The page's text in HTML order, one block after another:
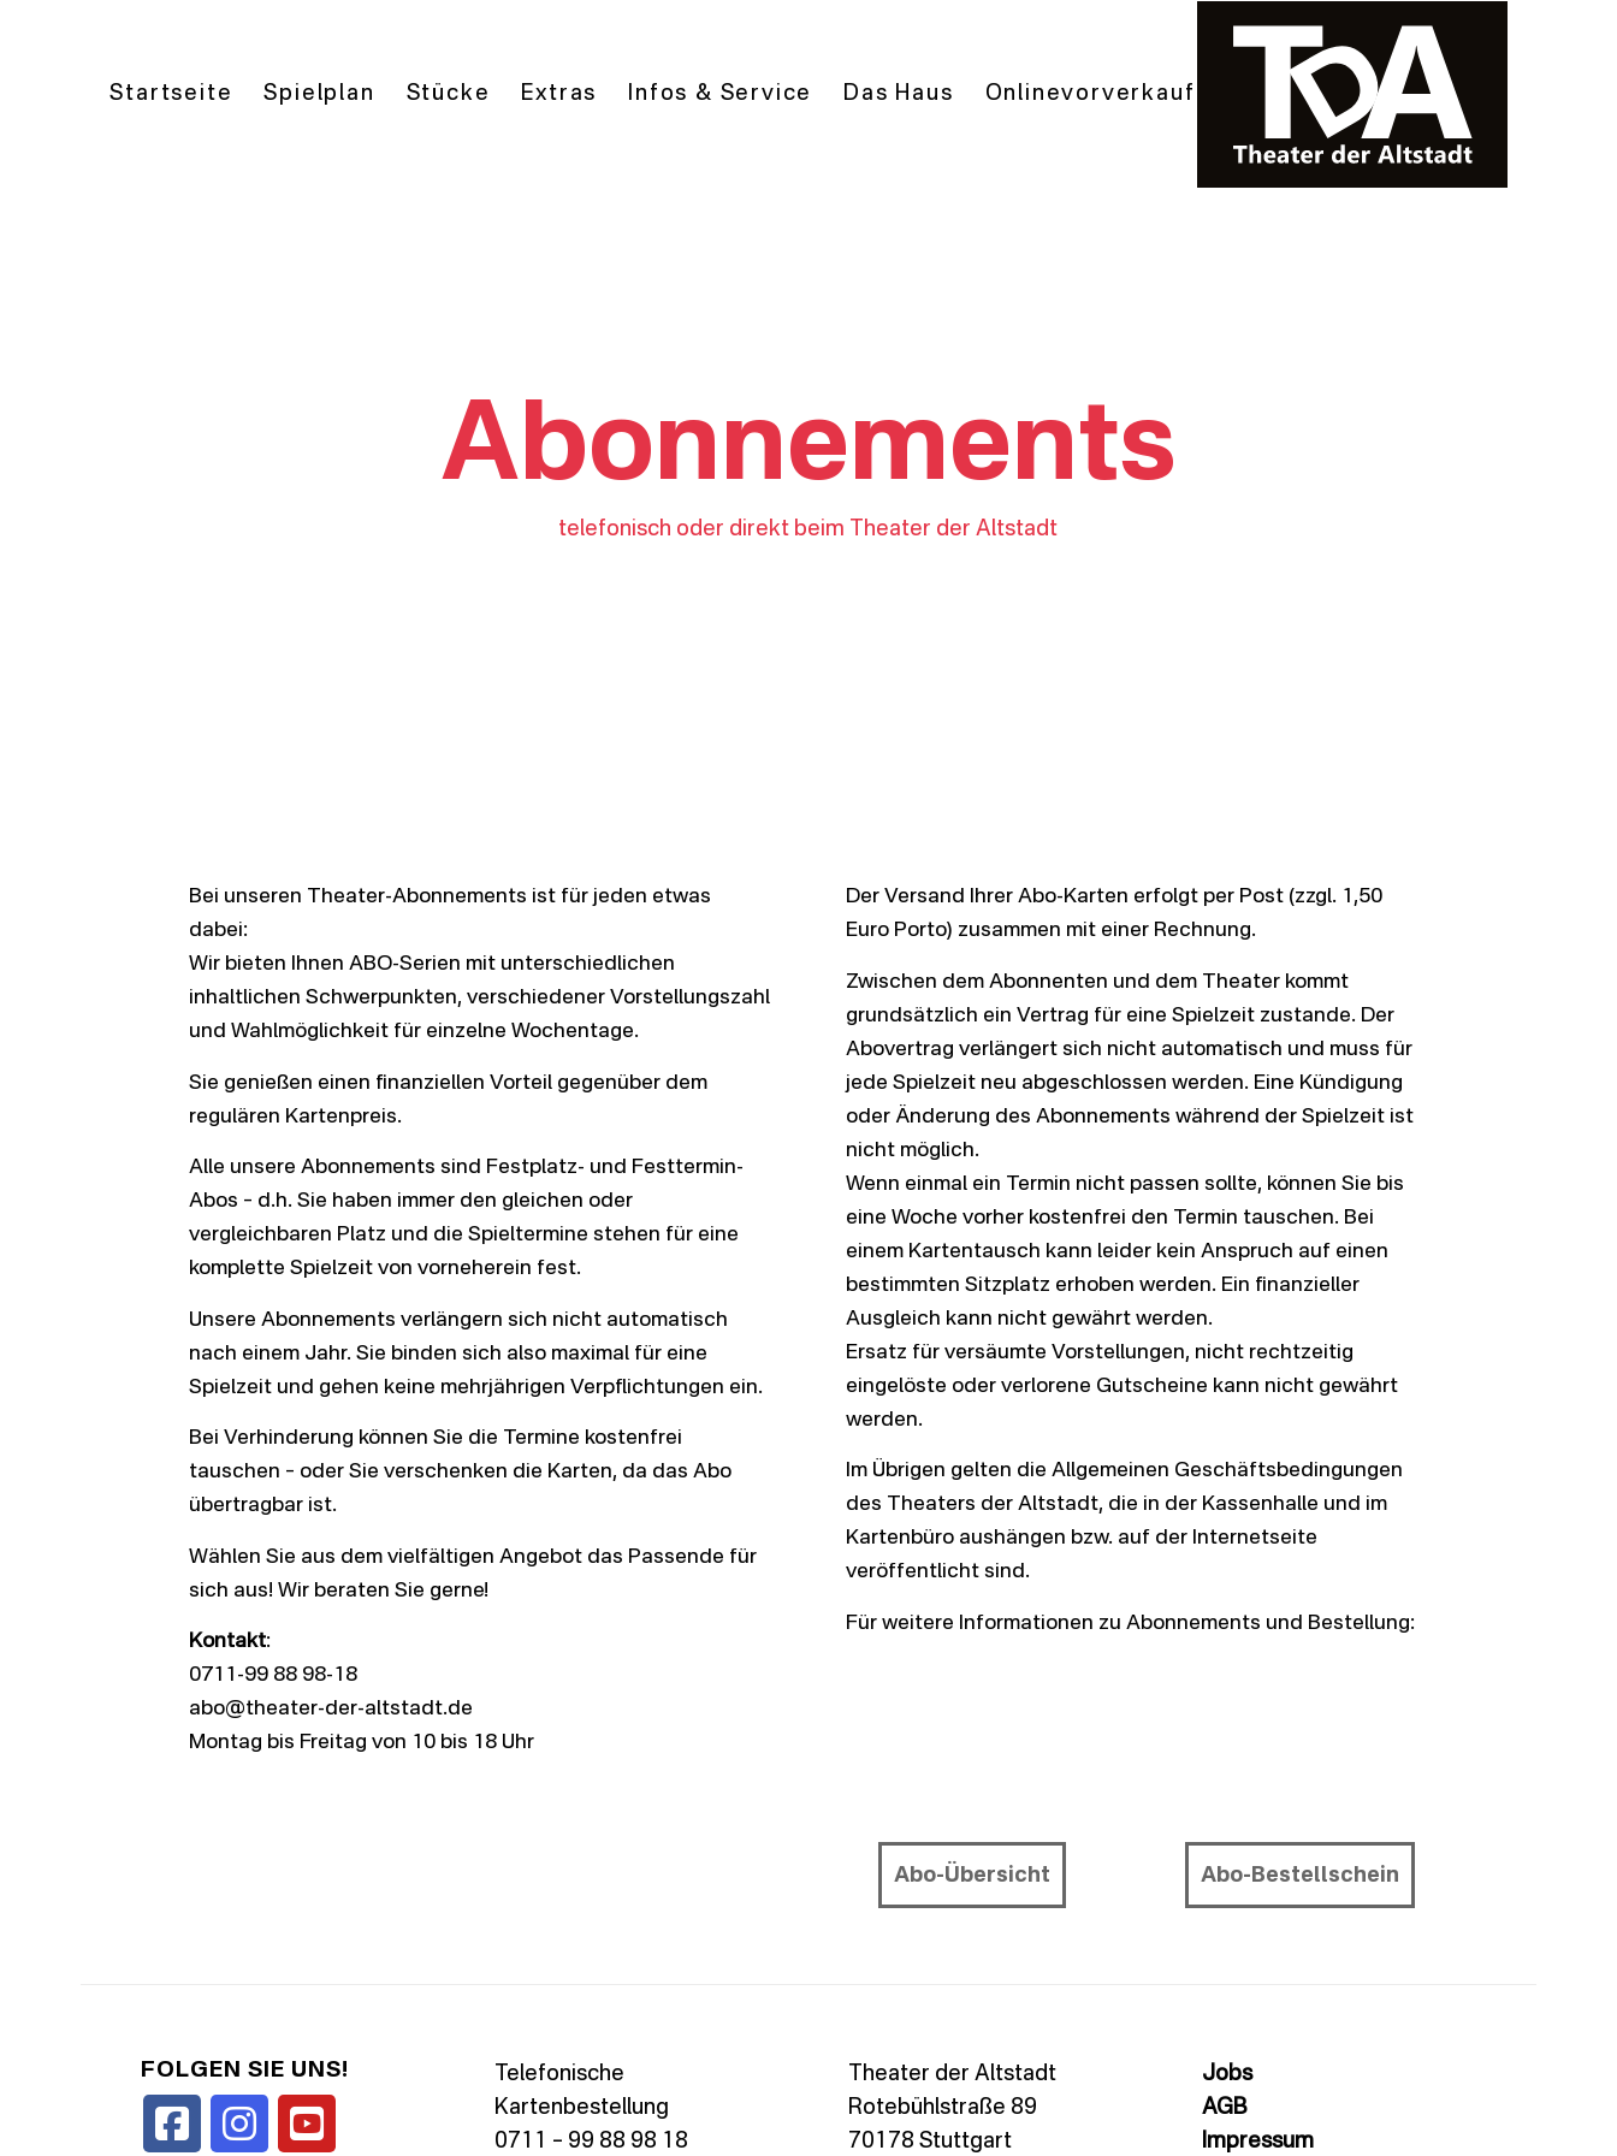
Startseite Spielplan Stücke Extras Infos & Service Das Haus Onlinevorverkauf
Abonnements
telefonisch oder direkt beim Theater der Altstadt
Bei unseren Theater-Abonnements ist für jeden etwas
dabei:
Wir bieten Ihnen ABO-Serien mit unterschiedlichen
inhaltlichen Schwerpunkten, verschiedener Vorstellungszahl
und Wahlmöglichkeit für einzelne Wochentage.
Sie genießen einen finanziellen Vorteil gegenüber dem
regulären Kartenpreis.
Alle unsere Abonnements sind Festplatz- und Festtermin-
Abos – d.h. Sie haben immer den gleichen oder
vergleichbaren Platz und die Spieltermine stehen für eine
komplette Spielzeit von vorneherein fest.
Unsere Abonnements verlängern sich nicht automatisch
nach einem Jahr. Sie binden sich also maximal für eine
Spielzeit und gehen keine mehrjährigen Verpflichtungen ein.
Bei Verhinderung können Sie die Termine kostenfrei
tauschen – oder Sie verschenken die Karten, da das Abo
übertragbar ist.
Wählen Sie aus dem vielfältigen Angebot das Passende für
sich aus! Wir beraten Sie gerne!
Kontakt:
0711-99 88 98-18
abo@theater-der-altstadt.de
Montag bis Freitag von 10 bis 18 Uhr
Der Versand Ihrer Abo-Karten erfolgt per Post (zzgl. 1,50
Euro Porto) zusammen mit einer Rechnung.
Zwischen dem Abonnenten und dem Theater kommt
grundsätzlich ein Vertrag für eine Spielzeit zustande. Der
Abovertrag verlängert sich nicht automatisch und muss für
jede Spielzeit neu abgeschlossen werden. Eine Kündigung
oder Änderung des Abonnements während der Spielzeit ist
nicht möglich.
Wenn einmal ein Termin nicht passen sollte, können Sie bis
eine Woche vorher kostenfrei den Termin tauschen. Bei
einem Kartentausch kann leider kein Anspruch auf einen
bestimmten Sitzplatz erhoben werden. Ein finanzieller
Ausgleich kann nicht gewährt werden.
Ersatz für versäumte Vorstellungen, nicht rechtzeitig
eingelöste oder verlorene Gutscheine kann nicht gewährt
werden.
Im Übrigen gelten die Allgemeinen Geschäftsbedingungen
des Theaters der Altstadt, die in der Kassenhalle und im
Kartenbüro aushängen bzw. auf der Internetseite
veröffentlicht sind.
Für weitere Informationen zu Abonnements und Bestellung:
Abo-Übersicht Abo-Bestellschein
FOLGEN SIE UNS!
Telefonische
Kartenbestellung
0711 – 99 88 98 18
Theater der Altstadt
Rotebühlstraße 89
70178 Stuttgart
Jobs
AGB
Impressum